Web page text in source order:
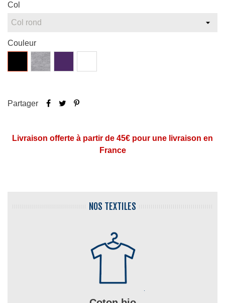
Col
Couleur
Gris
chiné
Partager
Livraison offerte à partir de 45€ pour une livraison en
France
NOS TEXTILES